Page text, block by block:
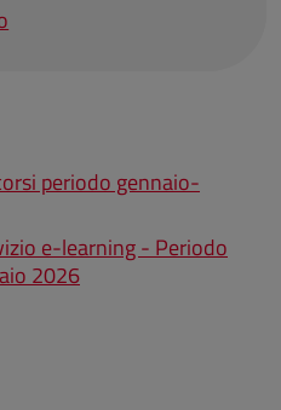
periodo gennaio-
e-learning - Periodo
2026